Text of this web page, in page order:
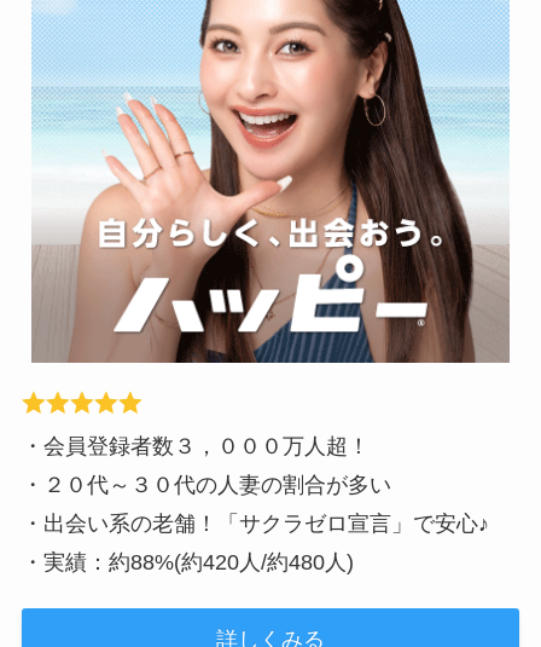
・会員登録者数３，０００万人超！
・２０代～３０代の人妻の割合が多い
・出会い系の老舗！「サクラゼロ宣言」で安心♪
・実績：約88%(約420人/約480人)
詳しくみる